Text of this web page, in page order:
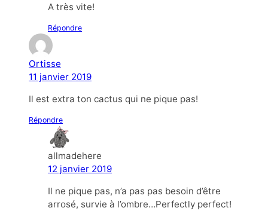
A très vite!
Répondre
Ortisse
11 janvier 2019
Il est extra ton cactus qui ne pique pas!
Répondre
allmadehere
12 janvier 2019
Il ne pique pas, n’a pas pas besoin d’être
arrosé, survie à l’ombre…Perfectly perfect!